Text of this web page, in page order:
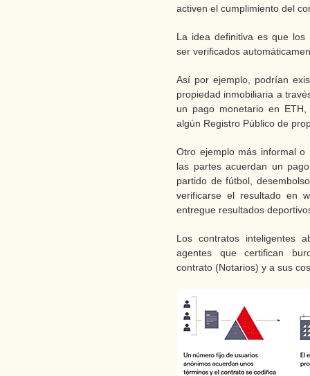
activen el cumplimiento del
La idea definitiva es que los
ser verificados
Así por ejemplo, podrían
propiedad inmobiliaria a
un pago monetario en
algún Registro Público de
Otro ejemplo más informal o
las partes acuerdan un
partido de fútbol,
verificarse el resultado en
entregue resultados
Los contratos inteligentes
agentes que certifican
contrato (Notarios) y a sus